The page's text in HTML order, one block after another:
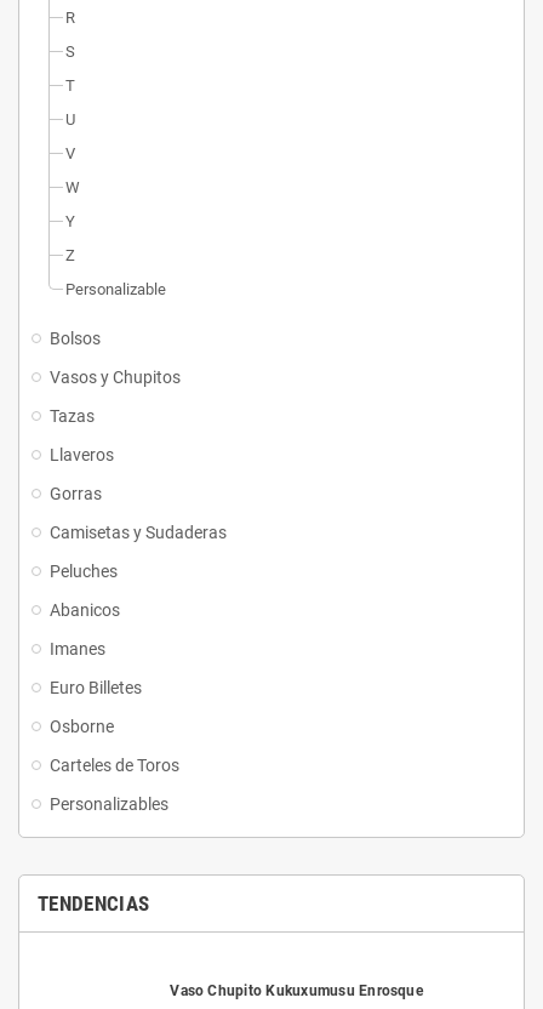
R
S
T
U
V
W
Y
Z
Personalizable
Bolsos
Vasos y Chupitos
Tazas
Llaveros
Gorras
Camisetas y Sudaderas
Peluches
Abanicos
Imanes
Euro Billetes
Osborne
Carteles de Toros
Personalizables
TENDENCIAS
Vaso Chupito Kukuxumusu Enrosque